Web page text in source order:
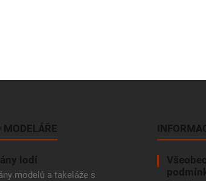
MODELÁŘE
lodí
modelů a takeláže s